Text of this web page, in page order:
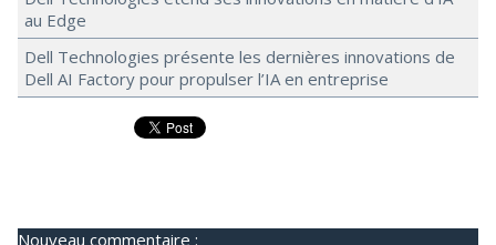
au Edge
Dell Technologies présente les dernières innovations de
Dell AI Factory pour propulser l’IA en entreprise
Nouveau commentaire :